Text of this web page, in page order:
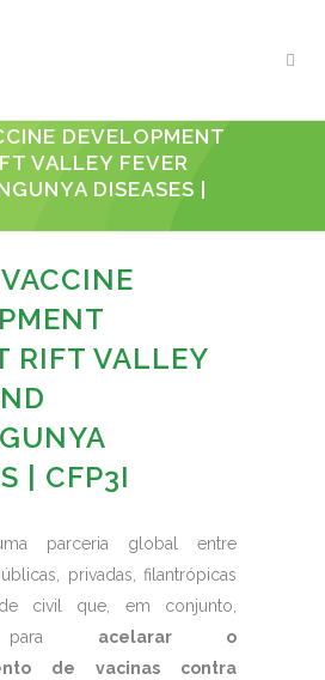
DEVELOPMENT
VALLEY FEVER
DISEASES |
RIFT VALLEY
| CFP3I
parceria global entre
privadas, filantrópicas
civil que, em conjunto,
para acelarar o
de vacinas contra